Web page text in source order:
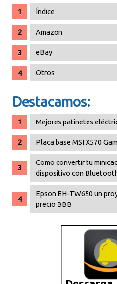
Índice
Amazon
eBay
Otros
Destacamos:
Mejores patinetes
Placa base MSI X570
Como convertir tu
dispositivo con
Epson EH-TW650 un
precio BBB